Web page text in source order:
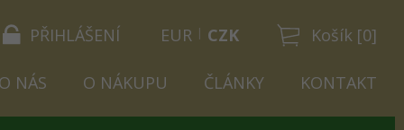
PŘIHLÁŠENÍ Košík [0]
EUR CZK
O NÁS O NÁKUPU ČLÁNKY KONTAKT